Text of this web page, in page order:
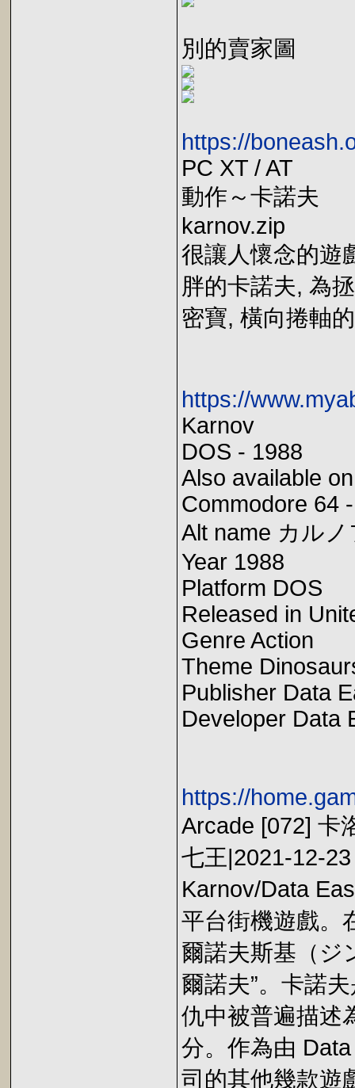
別的賣家圖
https://
PC XT / AT
動作～卡諾夫
karnov.zip
很讓人懷念的遊
胖的卡諾夫, 為
密寶, 橫向捲軸
https://
Karnov
DOS - 1988
Also available
Commodore 64
Alt name カルノ
Year 1988
Platform DOS
Released in
Genre Action
Theme
Publisher Data
Developer Data
https://
Arcade [072] 卡
七王|2021-12-
Karnov/Data
平台街機遊戲。
爾諾夫斯基（ジ
爾諾夫”。卡諾
仇中被普遍描述
分。作為由
司的其他幾款遊